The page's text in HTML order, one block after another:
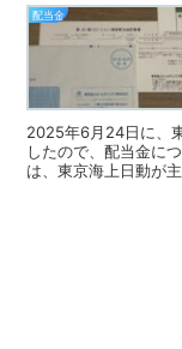
配当金
2025年6月24日に、
したので、配当金に
は、東京海上日動が